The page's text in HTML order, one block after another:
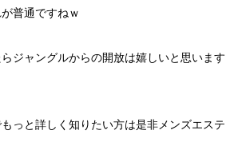
普通ですねｗ
ジャングルからの開放は嬉しいと思います
っと詳しく知りたい方は是非メンズエステ